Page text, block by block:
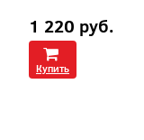
1 220 руб.
Купить